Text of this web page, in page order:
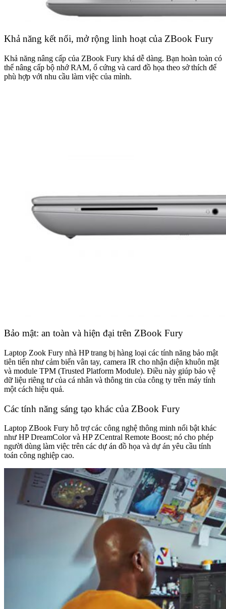
Khả năng kết nối, mở rộng linh hoạt của ZBook Fury
Khả năng nâng cấp của ZBook Fury khá dễ dàng. Bạn hoàn toàn có
thể nâng cấp bộ nhớ RAM, ổ cứng và card đồ họa theo sở thích để
phù hợp với nhu cầu làm việc của mình.
Bảo mật: an toàn và hiện đại trên ZBook Fury
Laptop Zook Fury nhà HP trang bị hàng loại các tính năng bảo mật
tiên tiến như cảm biến vân tay, camera IR cho nhận diện khuôn mặt
và module TPM (Trusted Platform Module). Điều này giúp bảo vệ
dữ liệu riêng tư của cá nhân và thông tin của công ty trên máy tính
một cách hiệu quả.
Các tính năng sáng tạo khác của ZBook Fury
Laptop ZBook Fury hỗ trợ các công nghệ thông minh nổi bật khác
như HP DreamColor và HP ZCentral Remote Boost; nó cho phép
người dùng làm việc trên các dự án đồ họa và dự án yêu cầu tính
toán công nghiệp cao.